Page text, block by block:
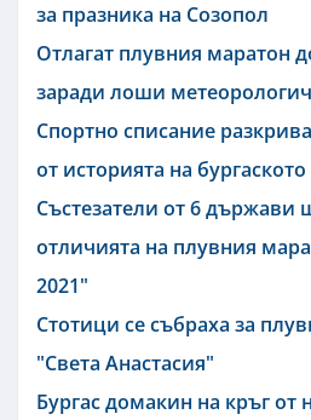
за празника на Созопол
Отлагат плувния маратон
заради лоши
Спортно списание
от историята на
Състезатели от 6 държави
отличията на плувния
2021"
Стотици се събраха за
"Света Анастасия"
Бургас домакин на кръг от